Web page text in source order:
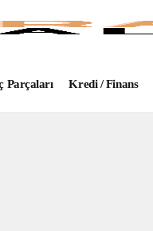
Parçaları Kredi / Finans